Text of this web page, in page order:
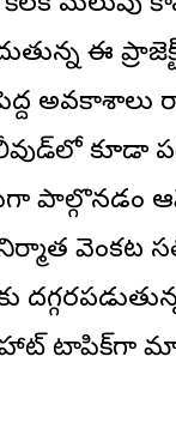
ఈ
బాలీవుడ్‌లో
పాల్గొనడం
నిర్మాత వెంక‌ట
హాట్ టాపిక్‌గా